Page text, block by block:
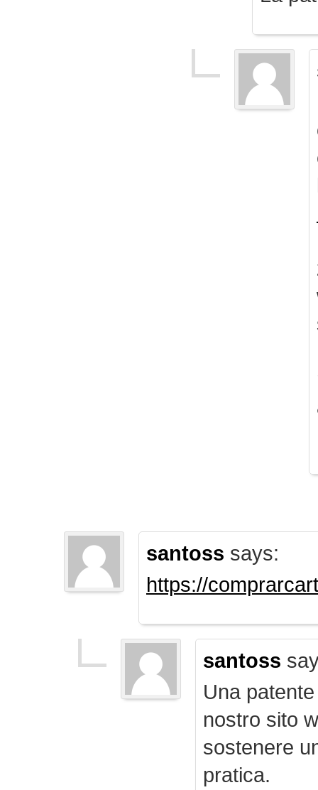
santoss says:
https://
santoss
Una
nostro sito
sostenere
pratica.